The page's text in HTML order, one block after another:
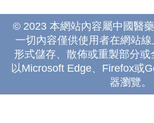
© 2023 本網站內容屬中國醫
一切內容僅供使用者在網站
形式儲存、散佈或重製部分
以Microsoft Edge、Firefox或
器瀏覽。